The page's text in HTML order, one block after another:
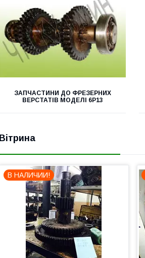
ЗАПЧАСТИНИ ДО ФРЕЗЕРНИХ
ВЕРСТАТІВ МОДЕЛІ 6Р13
Вітрина
В НАЛИЧИИ!